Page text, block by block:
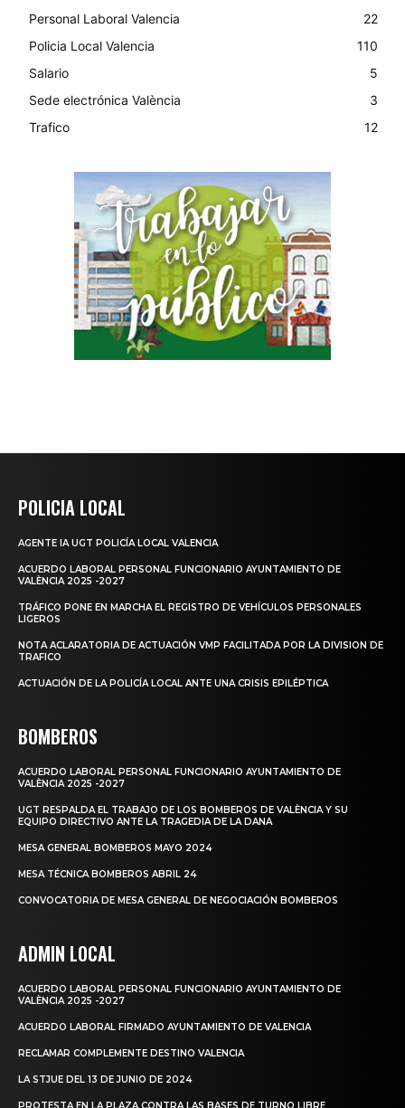
Personal Laboral Valencia
22
Policia Local Valencia
110
Salario
5
Sede electrónica València
3
Trafico
12
POLICIA LOCAL
AGENTE IA UGT POLICÍA LOCAL VALENCIA
ACUERDO LABORAL PERSONAL FUNCIONARIO AYUNTAMIENTO DE
VALÈNCIA 2025 -2027
TRÁFICO PONE EN MARCHA EL REGISTRO DE VEHÍCULOS PERSONALES
LIGEROS
NOTA ACLARATORIA DE ACTUACIÓN VMP FACILITADA POR LA DIVISION DE
TRAFICO
ACTUACIÓN DE LA POLICÍA LOCAL ANTE UNA CRISIS EPILÉPTICA
BOMBEROS
ACUERDO LABORAL PERSONAL FUNCIONARIO AYUNTAMIENTO DE
VALÈNCIA 2025 -2027
UGT RESPALDA EL TRABAJO DE LOS BOMBEROS DE VALÈNCIA Y SU
EQUIPO DIRECTIVO ANTE LA TRAGEDIA DE LA DANA
MESA GENERAL BOMBEROS MAYO 2024
MESA TÉCNICA BOMBEROS ABRIL 24
CONVOCATORIA DE MESA GENERAL DE NEGOCIACIÓN BOMBEROS
ADMIN LOCAL
ACUERDO LABORAL PERSONAL FUNCIONARIO AYUNTAMIENTO DE
VALÈNCIA 2025 -2027
ACUERDO LABORAL FIRMADO AYUNTAMIENTO DE VALENCIA
RECLAMAR COMPLEMENTE DESTINO VALENCIA
LA STJUE DEL 13 DE JUNIO DE 2024
PROTESTA EN LA PLAZA CONTRA LAS BASES DE TURNO LIBRE